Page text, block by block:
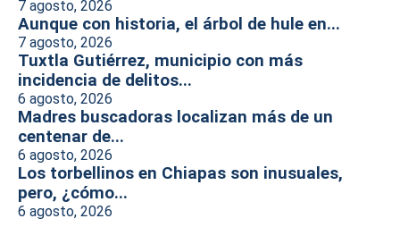
7 agosto, 2026
Aunque con historia, el árbol de hule en...
7 agosto, 2026
Tuxtla Gutiérrez, municipio con más
incidencia de delitos...
6 agosto, 2026
Madres buscadoras localizan más de un
centenar de...
6 agosto, 2026
Los torbellinos en Chiapas son inusuales,
pero, ¿cómo...
6 agosto, 2026